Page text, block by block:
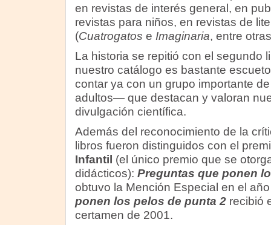
en revistas de interés general, en
revistas para niños, en revistas de
(Cuatrogatos e Imaginaria, entre
La historia se repitió con el segundo
nuestro catálogo es bastante
contar ya con un grupo importante
adultos— que destacan y valoran
divulgación científica.
Además del reconocimiento de la
libros fueron distinguidos con el
Infantil (el único premio que se
didácticos): Preguntas que ponen
obtuvo la Mención Especial en el
ponen los pelos de punta 2recibió
certamen de 2001.